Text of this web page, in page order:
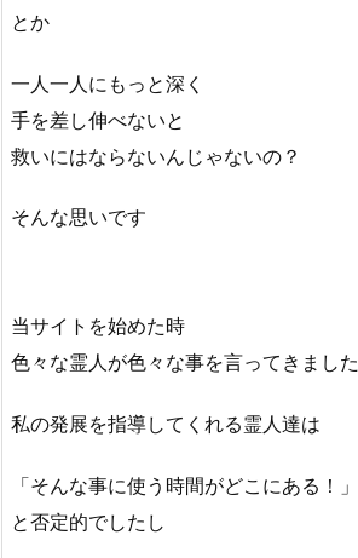
とか
一人一人にもっと深く
手を差し伸べないと
救いにはならないんじゃないの？
そんな思いです
当サイトを始めた時
色々な霊人が色々な事を言ってきました
私の発展を指導してくれる霊人達は
「そんな事に使う時間がどこにある！」
と否定的でしたし